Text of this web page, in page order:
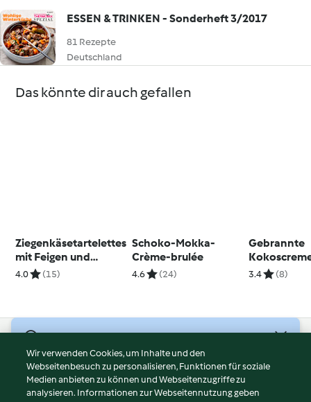
ESSEN & TRINKEN - Sonderheft 3/2017
81 Rezepte
Deutschland
Das könnte dir auch gefallen
Ziegenkäsetartelettes
mit Feigen und
Chorizo
4.0 (15)
Schoko-Mokka-
Crème-brulée
4.6 (24)
Gebrannte
kandiertem
3.4 (8)
Nutzungsbedingungen
Datenschutzrichtlinien
Wir verwenden Cookies, um Inhalte und den
Webseitenbesuch zu personalisieren, Funktionen für soziale
Medien anbieten zu können und Webseitenzugriffe zu
analysieren. Informationen zur Webseitennutzung geben